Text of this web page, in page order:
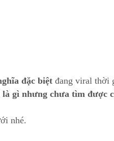
đặc biệt đang viral thời
gì nhưng chưa tìm được
nhé.